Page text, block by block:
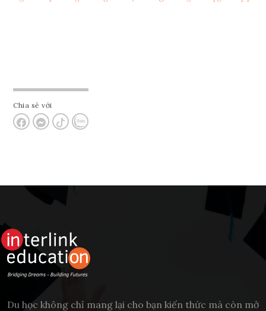
Chia sẻ với
Du học không chỉ mang lại cho bạn kiến thức mà còn mở